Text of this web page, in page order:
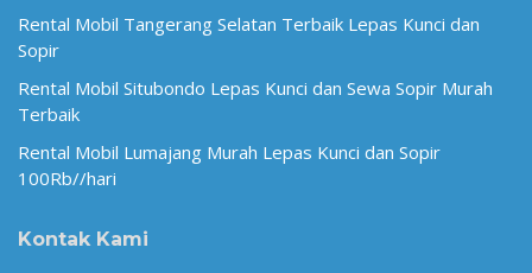
Rental Mobil Tangerang Selatan Terbaik Lepas Kunci dan
Sopir
Rental Mobil Situbondo Lepas Kunci dan Sewa Sopir Murah
Terbaik
Rental Mobil Lumajang Murah Lepas Kunci dan Sopir
100Rb//hari
Kontak Kami